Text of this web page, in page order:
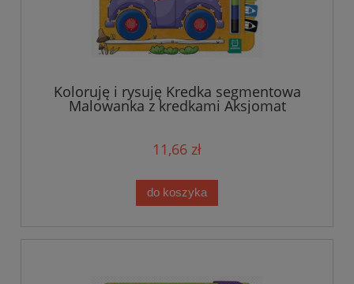
Koloruję i rysuję Kredka segmentowa
Malowanka z kredkami Aksjomat
11,66 zł
do koszyka